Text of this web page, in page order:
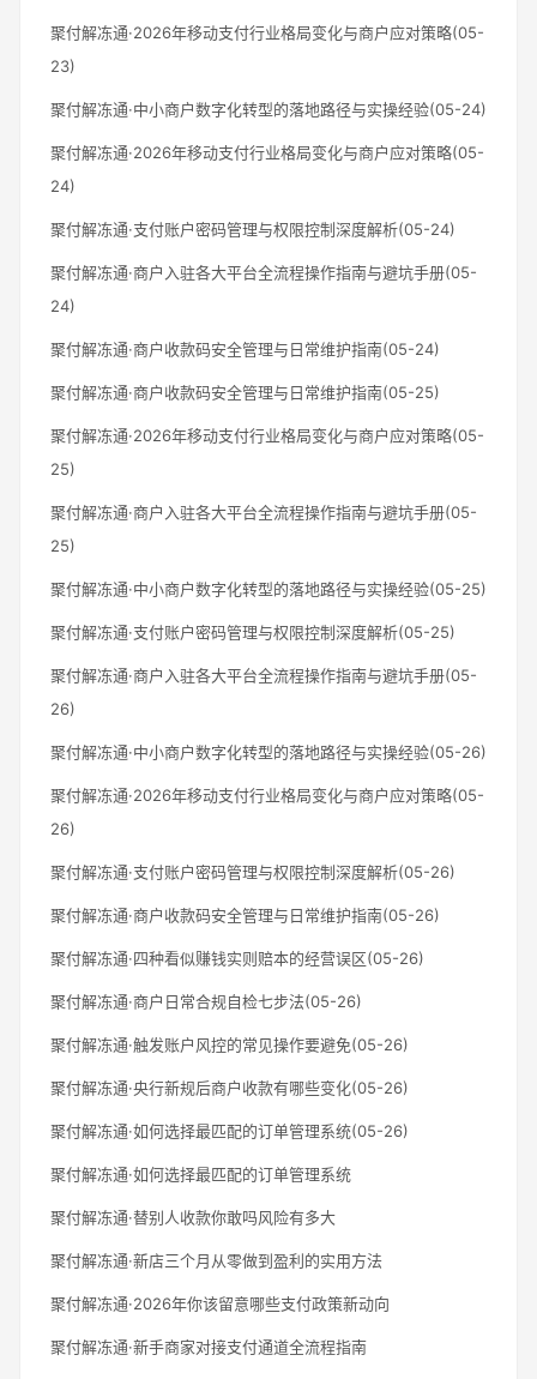
聚付解冻通·2026年移动支付行业格局变化与商户应对策略(05-
23)
聚付解冻通·中小商户数字化转型的落地路径与实操经验(05-24)
聚付解冻通·2026年移动支付行业格局变化与商户应对策略(05-
24)
聚付解冻通·支付账户密码管理与权限控制深度解析(05-24)
聚付解冻通·商户入驻各大平台全流程操作指南与避坑手册(05-
24)
聚付解冻通·商户收款码安全管理与日常维护指南(05-24)
聚付解冻通·商户收款码安全管理与日常维护指南(05-25)
聚付解冻通·2026年移动支付行业格局变化与商户应对策略(05-
25)
聚付解冻通·商户入驻各大平台全流程操作指南与避坑手册(05-
25)
聚付解冻通·中小商户数字化转型的落地路径与实操经验(05-25)
聚付解冻通·支付账户密码管理与权限控制深度解析(05-25)
聚付解冻通·商户入驻各大平台全流程操作指南与避坑手册(05-
26)
聚付解冻通·中小商户数字化转型的落地路径与实操经验(05-26)
聚付解冻通·2026年移动支付行业格局变化与商户应对策略(05-
26)
聚付解冻通·支付账户密码管理与权限控制深度解析(05-26)
聚付解冻通·商户收款码安全管理与日常维护指南(05-26)
聚付解冻通·四种看似赚钱实则赔本的经营误区(05-26)
聚付解冻通·商户日常合规自检七步法(05-26)
聚付解冻通·触发账户风控的常见操作要避免(05-26)
聚付解冻通·央行新规后商户收款有哪些变化(05-26)
聚付解冻通·如何选择最匹配的订单管理系统(05-26)
聚付解冻通·如何选择最匹配的订单管理系统
聚付解冻通·替别人收款你敢吗风险有多大
聚付解冻通·新店三个月从零做到盈利的实用方法
聚付解冻通·2026年你该留意哪些支付政策新动向
聚付解冻通·新手商家对接支付通道全流程指南